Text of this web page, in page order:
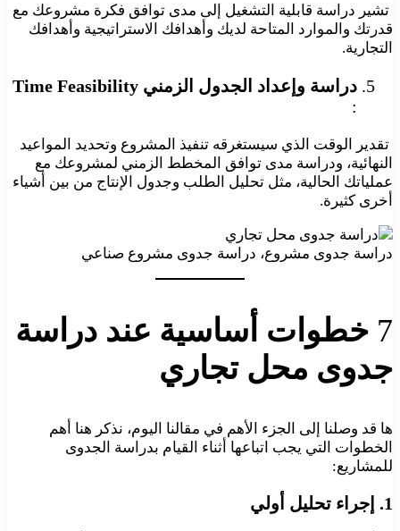
تشير دراسة قابلية التشغيل إلى مدى توافق فكرة مشروعك مع
قدرتك والموارد المتاحة لديك وأهدافك الاستراتيجية وأهدافك
التجارية.
دراسة وإعداد الجدول الزمني Time Feasibility
:
تقدير الوقت الذي سيستغرقه تنفيذ المشروع وتحديد المواعيد
النهائية، ودراسة مدى توافق المخطط الزمني لمشروعك مع
عملياتك الحالية، مثل تحليل الطلب وجدول الإنتاج من بين أشياء
أخرى كثيرة.
دراسة جدوى مشروع، دراسة جدوى مشروع صناعي
7 خطوات أساسية عند دراسة
جدوى محل تجاري
ها قد وصلنا إلى الجزء الأهم في مقالنا اليوم، نذكر هنا أهم
الخطوات التي يجب اتباعها أثناء القيام بدراسة الجدوى
للمشاريع:
1. إجراء تحليل أولي